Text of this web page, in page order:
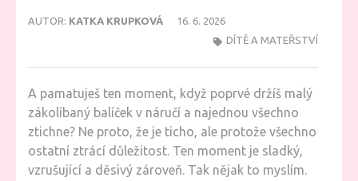
AUTOR: KATKA KRUPKOVÁ
16. 6. 2026
DÍTĚ A MATEŘSTVÍ
A pamatuješ ten moment, když poprvé držíš malý
zákolíbaný balíček v náručí a najednou všechno
ztichne? Ne proto, že je ticho, ale protože všechno
ostatní ztrácí důležitost. Ten moment je sladký,
vzrušující a děsivý zároveň. Tak nějak to myslím.